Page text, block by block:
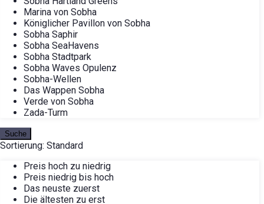
Marina von Sobha
Königlicher Pavillon von Sobha
Sobha Saphir
Sobha SeaHavens
Sobha Stadtpark
Sobha Waves Opulenz
Sobha-Wellen
Das Wappen Sobha
Verde von Sobha
Zada-Turm
Suche
Sortierung: Standard
Preis hoch zu niedrig
Preis niedrig bis hoch
Das neuste zuerst
Die ältesten zu erst